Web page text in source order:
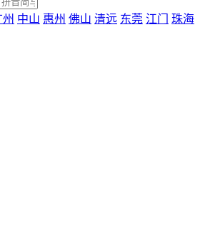
州 中山 惠州 佛山 清远 东莞 江门 珠海